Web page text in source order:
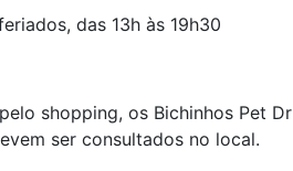
das 13h às 19h30
shopping, os Bichinhos Pet
ser consultados no local.